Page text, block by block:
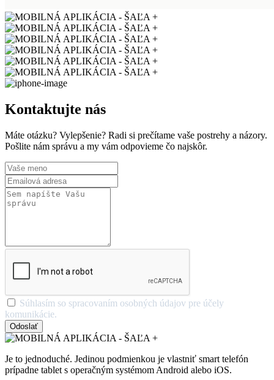
Kontaktujte nás
Máte otázku? Vylepšenie? Radi si prečítame vaše postrehy a názory.
Pošlite nám správu a my vám odpovieme čo najskôr.
Súhlasím so spracovaním osobných údajov pre účely
komunikácie.
Odoslať
Je to jednoduché. Jedinou podmienkou je vlastniť smart telefón
prípadne tablet s operačným systémom Android alebo iOS.